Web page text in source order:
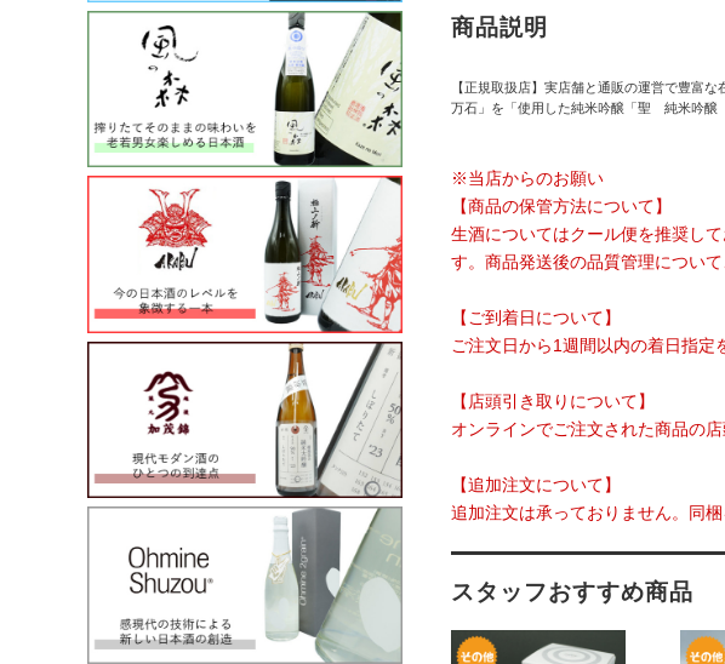
商品説明
【正規取扱店】実店舗と通販の運営で豊富
万石」を「使用した純米吟醸「聖 純米吟
※当店からのお願い
【商品の保管方法について】
生酒についてはクール便を推奨し
す。商品発送後の品質管理につい
【ご到着日について】
ご注文日から1週間以内の着日指定
【店頭引き取りについて】
オンラインでご注文された商品の
【追加注文について】
追加注文は承っておりません。同
スタッフおすすめ商品